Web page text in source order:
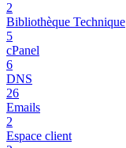
2
Bibliothèque Technique
5
cPanel
6
DNS
26
Emails
2
Espace client